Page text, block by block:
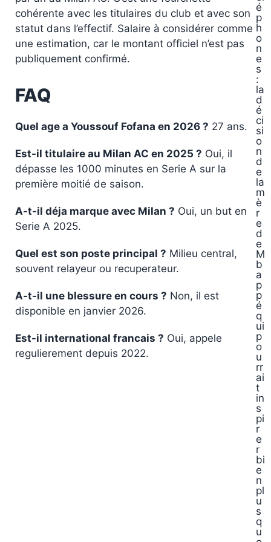
cohérente avec les titulaires du club et avec son
statut dans l’effectif. Salaire à considérer comme
une estimation, car le montant officiel n’est pas
publiquement confirmé.
FAQ
Quel age a Youssouf Fofana en 2026 ? 27 ans.
Est-il titulaire au Milan AC en 2025 ? Oui, il
dépasse les 1000 minutes en Serie A sur la
première moitié de saison.
A-t-il déja marque avec Milan ? Oui, un but en
Serie A 2025.
Quel est son poste principal ? Milieu central,
souvent relayeur ou recuperateur.
A-t-il une blessure en cours ? Non, il est
disponible en janvier 2026.
Est-il international francais ? Oui, appele
regulierement depuis 2022.
é
p
h
o
n
e
s
:
la
d
é
ci
si
o
n
d
e
la
m
è
r
e
d
e
M
b
a
p
p
é
q
ui
p
o
u
rr
ai
t
in
s
pi
r
e
r
bi
e
n
pl
u
s
q
u